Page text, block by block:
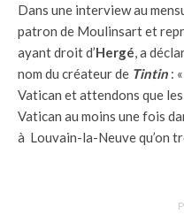
Dans une interview au
patron de Moulinsart et
ayant droit d’Hergé, a
nom du créateur de Tintin :
Vatican et attendons que
Vatican au moins une fois
à Louvain-la-Neuve qu’on